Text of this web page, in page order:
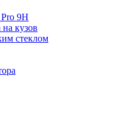
9H
кузов
стеклом